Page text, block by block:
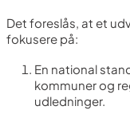
Det foreslås, at et
fokusere på:
En national
kommuner og
udledninger.